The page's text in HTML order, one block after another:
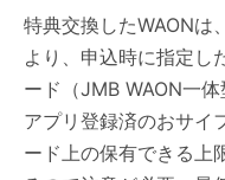
特典交換したWAONは
より、申込時に指定し
ード（JMB WAON一体
アプリ登録済のおサイ
ード上の保有できる上